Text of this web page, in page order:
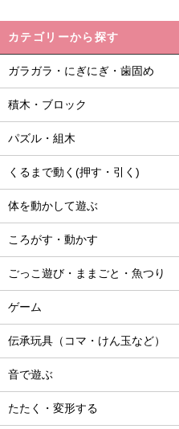
カテゴリーから探す
ガラガラ・にぎにぎ・歯固め
積木・ブロック
パズル・組木
くるまで動く(押す・引く)
体を動かして遊ぶ
ころがす・動かす
ごっこ遊び・ままごと・魚つり
ゲーム
伝承玩具（コマ・けん玉など）
音で遊ぶ
たたく・変形する